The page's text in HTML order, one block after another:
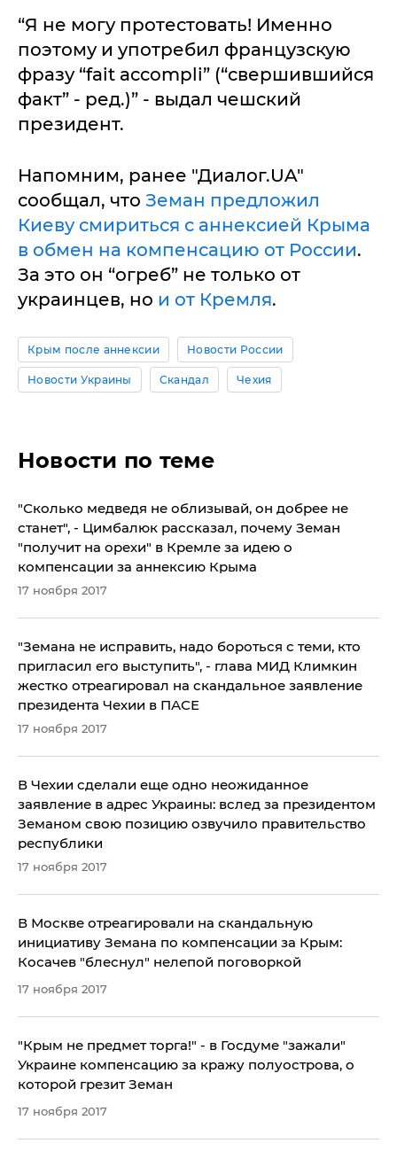
“Я не могу протестовать! Именно
поэтому и употребил французскую
фразу “fait accompli” (“свершившийся
факт” - ред.)” - выдал чешский
президент.
Напомним, ранее "Диалог.UA"
сообщал, что Земан предложил
Киеву смириться с аннексией Крыма
в обмен на компенсацию от России.
За это он “огреб” не только от
украинцев, но и от Кремля.
Крым после аннексии Новости России
Новости Украины Скандал Чехия
Новости по теме
​"Сколько медведя не облизывай, он добрее не
станет", - Цимбалюк рассказал, почему Земан
"получит на орехи" в Кремле за идею о
компенсации за аннексию Крыма
17 ноября 2017
"Земана не исправить, надо бороться с теми, кто
пригласил его выступить", - глава МИД Климкин
жестко отреагировал на скандальное заявление
президента Чехии в ПАСЕ
17 ноября 2017
В Чехии сделали еще одно неожиданное
заявление в адрес Украины: вслед за президентом
Земаном свою позицию озвучило правительство
республики
17 ноября 2017
В Москве отреагировали на скандальную
инициативу Земана по компенсации за Крым:
Косачев "блеснул" нелепой поговоркой
17 ноября 2017
​"Крым не предмет торга!" - в Госдуме "зажали"
Украине компенсацию за кражу полуострова, о
которой грезит Земан
17 ноября 2017